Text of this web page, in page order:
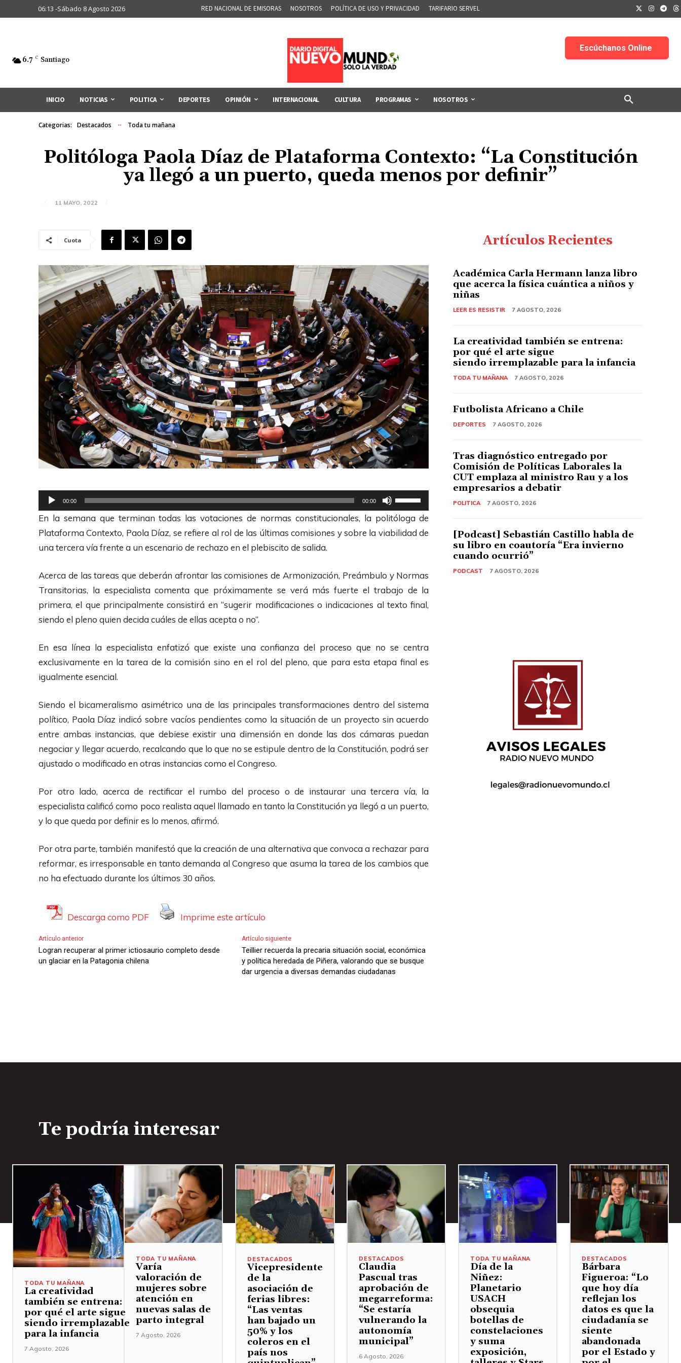
06:13 -Sábado 8 Agosto 2026 RED NACIONAL DE EMISORAS NOSOTROS POLÍTICA DE USO Y PRIVACIDAD TARIFARIO SERVEL
6.7 C Santiago
INICIO NOTICIAS POLITICA DEPORTES OPINIÓN INTERNACIONAL CULTURA PROGRAMAS NOSOTROS
Categorias: Destacados Toda tu mañana
Politóloga Paola Díaz de Plataforma Contexto: “La Constitución
ya llegó a un puerto, queda menos por definir”
11 MAYO, 2022
Cuota
e
d
u
r
d
e
u
d
i
o
00:00 00:00
U
t
z
a
t
e
a
s
d
e
e
c
s
A
/
t
a
r
o
d
s
m
i
n
u
i
En la semana que terminan todas las votaciones de normas constitucionales, la politóloga de
Plataforma Contexto, Paola Díaz, se refiere al rol de las últimas comisiones y sobre la viabilidad de
una tercera vía frente a un escenario de rechazo en el plebiscito de salida.
Acerca de las tareas que deberán afrontar las comisiones de Armonización, Preámbulo y Normas
Transitorias, la especialista comenta que próximamente se verá más fuerte el trabajo de la
primera, el que principalmente consistirá en “sugerir modificaciones o indicaciones al texto final,
siendo el pleno quien decida cuáles de ellas acepta o no”.
En esa línea la especialista enfatizó que existe una confianza del proceso que no se centra
exclusivamente en la tarea de la comisión sino en el rol del pleno, que para esta etapa final es
igualmente esencial.
Siendo el bicameralismo asimétrico una de las principales transformaciones dentro del sistema
político, Paola Díaz indicó sobre vacíos pendientes como la situación de un proyecto sin acuerdo
entre ambas instancias, que debiese existir una dimensión en donde las dos cámaras puedan
negociar y llegar acuerdo, recalcando que lo que no se estipule dentro de la Constitución, podrá ser
ajustado o modificado en otras instancias como el Congreso.
Por otro lado, acerca de rectificar el rumbo del proceso o de instaurar una tercera vía, la
especialista calificó como poco realista aquel llamado en tanto la Constitución ya llegó a un puerto,
y lo que queda por definir es lo menos, afirmó.
Por otra parte, también manifestó que la creación de una alternativa que convoca a rechazar para
reformar, es irresponsable en tanto demanda al Congreso que asuma la tarea de los cambios que
no ha efectuado durante los últimos 30 años.
Descarga como PDF Imprime este artículo
Artículo anterior
Logran recuperar al primer ictiosaurio completo desde
un glaciar en la Patagonia chilena
Artículo siguiente
Teillier recuerda la precaria situación social, económica
y política heredada de Piñera, valorando que se busque
dar urgencia a diversas demandas ciudadanas
Artículos Recientes
Académica Carla Hermann lanza libro
que acerca la física cuántica a niños y
niñas
LEER ES RESISTIR 7 AGOSTO, 2026
La creatividad también se entrena:
por qué el arte sigue
siendo irremplazable para la infancia
TODA TU MAÑANA 7 AGOSTO, 2026
Futbolista Africano a Chile
DEPORTES 7 AGOSTO, 2026
Tras diagnóstico entregado por
Comisión de Políticas Laborales la
CUT emplaza al ministro Rau y a los
empresarios a debatir
POLITICA 7 AGOSTO, 2026
[Podcast] Sebastián Castillo habla de
su libro en coautoría “Era invierno
cuando ocurrió”
PODCAST 7 AGOSTO, 2026
Te podría interesar
TODA TU MAÑANA
La creatividad
también se entrena:
por qué el arte sigue
siendo irremplazable
para la infancia
7 Agosto, 2026
TODA TU MAÑANA
Varía
valoración de
mujeres sobre
atención en
nuevas salas de
parto integral
7 Agosto, 2026
DESTACADOS
Vicepresidente
de la
asociación de
ferias libres:
“Las ventas
han bajado un
50% y los
coleros en el
país nos
DESTACADOS
Claudia
Pascual tras
aprobación de
megarreforma:
“Se estaría
vulnerando la
autonomía
municipal”
6 Agosto, 2026
TODA TU MAÑANA
Día de la
Niñez:
Planetario
USACH
obsequia
botellas de
constelaciones
y suma
exposición,
DESTACADOS
Bárbara
Figueroa: “Lo
que hoy día
reflejan los
datos es que la
ciudadanía se
siente
abandonada
por el Estado y